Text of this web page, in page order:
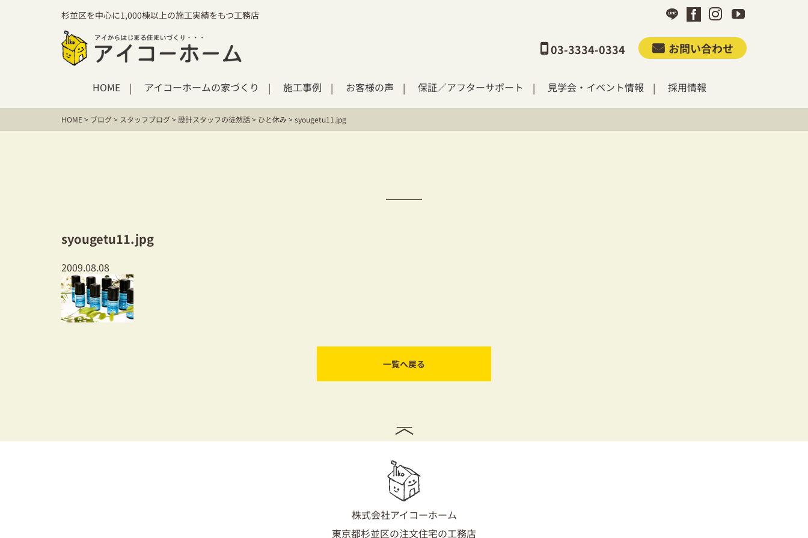
杉並区を中心に1,000棟以上の施工実績をもつ工務店
03-3334-0334 お問い合わせ
HOME アイコーホームの家づくり 施工事例 お客様の声 保証／アフターサポート 見学会・イベント情報 採用情報
HOME> ブログ> スタッフブログ>設計スタッフの徒然話> ひと休み>syougetu11.jpg
syougetu11.jpg
2009.08.08
一覧へ戻る
株式会社アイコーホーム
東京都杉並区の注文住宅の工務店